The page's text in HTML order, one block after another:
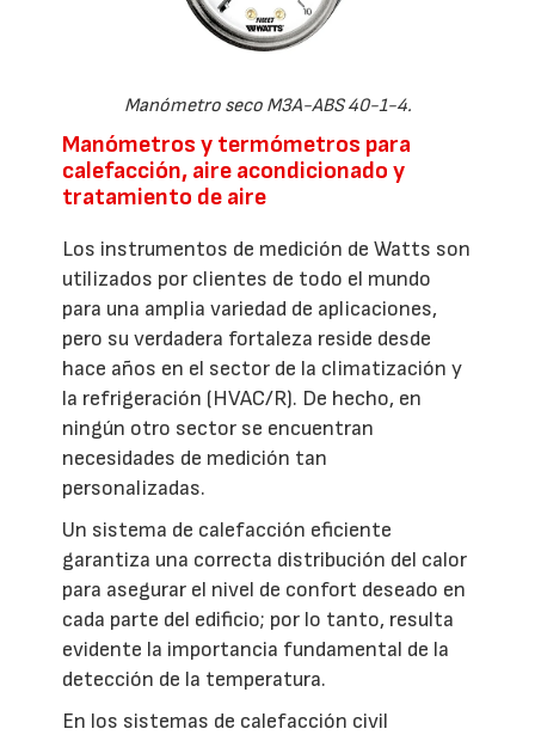
Manómetro seco M3A-ABS 40-1-4.
Manómetros y termómetros para
calefacción, aire acondicionado y
tratamiento de aire
Los instrumentos de medición de Watts son
utilizados por clientes de todo el mundo
para una amplia variedad de aplicaciones,
pero su verdadera fortaleza reside desde
hace años en el sector de la climatización y
la refrigeración (HVAC/R). De hecho, en
ningún otro sector se encuentran
necesidades de medición tan
personalizadas.
Un sistema de calefacción eficiente
garantiza una correcta distribución del calor
para asegurar el nivel de confort deseado en
cada parte del edificio; por lo tanto, resulta
evidente la importancia fundamental de la
detección de la temperatura.
En los sistemas de calefacción civil